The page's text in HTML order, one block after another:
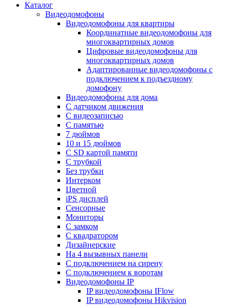
Каталог
Видеодомофоны
Видеодомофоны для квартиры
Координатные видеодомофоны для
многоквартирных домов
Цифровые видеодомофоны для
многоквартирных домов
Адаптированные видеодомофоны с
подключением к подъездному
домофону
Видеодомофоны для дома
С датчиком движения
С видеозаписью
C памятью
7 дюймов
10 и 15 дюймов
С SD картой памяти
С трубкой
Без трубки
Интерком
Цветной
iPS дисплей
Сенсорные
Мониторы
С замком
C квадратором
Дизайнерские
На 4 вызывных панели
С подключением на сирену
С подключением к воротам
Видеодомофоны IP
IP видеодомофоны IFlow
IP видеодомофоны Hikvision